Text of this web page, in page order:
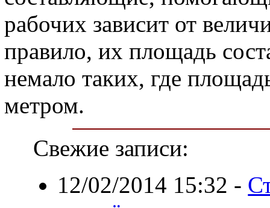
рабочих зависит от
правило, их площадь
немало таких, где
метром.
Свежие записи:
12/02/2014 15:32 -